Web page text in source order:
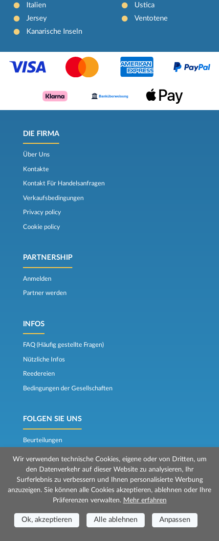
Italien
Jersey
Kanarische Inseln
Ustica
Ventotene
DIE FIRMA
Über Uns
Kontakte
Kontakt Für Handelsanfragen
Verkaufsbedingungen
Privacy policy
Cookie policy
PARTNERSHIP
Anmelden
Partner werden
INFOS
FAQ (Häufig gestellte Fragen)
Nützliche Infos
Reedereien
Bedingungen der Gesellschaften
FOLGEN SIE UNS
Beurteilungen
Der Fährkompass
© 2026 Mr Ferry wird von Prenotazioni24 s.r.l. verwaltet
Wir verwenden technische Cookies, eigene oder von Dritten, um
den Datenverkehr auf dieser Website zu analysieren, Ihr
Surferlebnis zu verbessern und Ihnen personalisierte Werbung
anzuzeigen. Sie können alle Cookies akzeptieren, ablehnen oder Ihre
Präferenzen verwalten. Mehr erfahren
Ok, akzeptieren Alle ablehnen Anpassen